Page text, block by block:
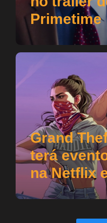
Primetime
Grand
terá
na Netflix